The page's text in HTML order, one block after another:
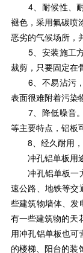
4、耐候性、耐
褪色，采用氟碳喷
恶劣的气候场所，
5、安装施工方
裁剪，只要固定在
6、不易沾污，
表面很难附着污染
7、降低噪音。
等主要特点，铝板
8、经久耐用，
冲孔铝单板用
冲孔铝单板一方
速公路、地铁等交
些建筑物墙体、发
有一些建筑物的天
用冲孔铝单板也可
的楼梯、阳台的装